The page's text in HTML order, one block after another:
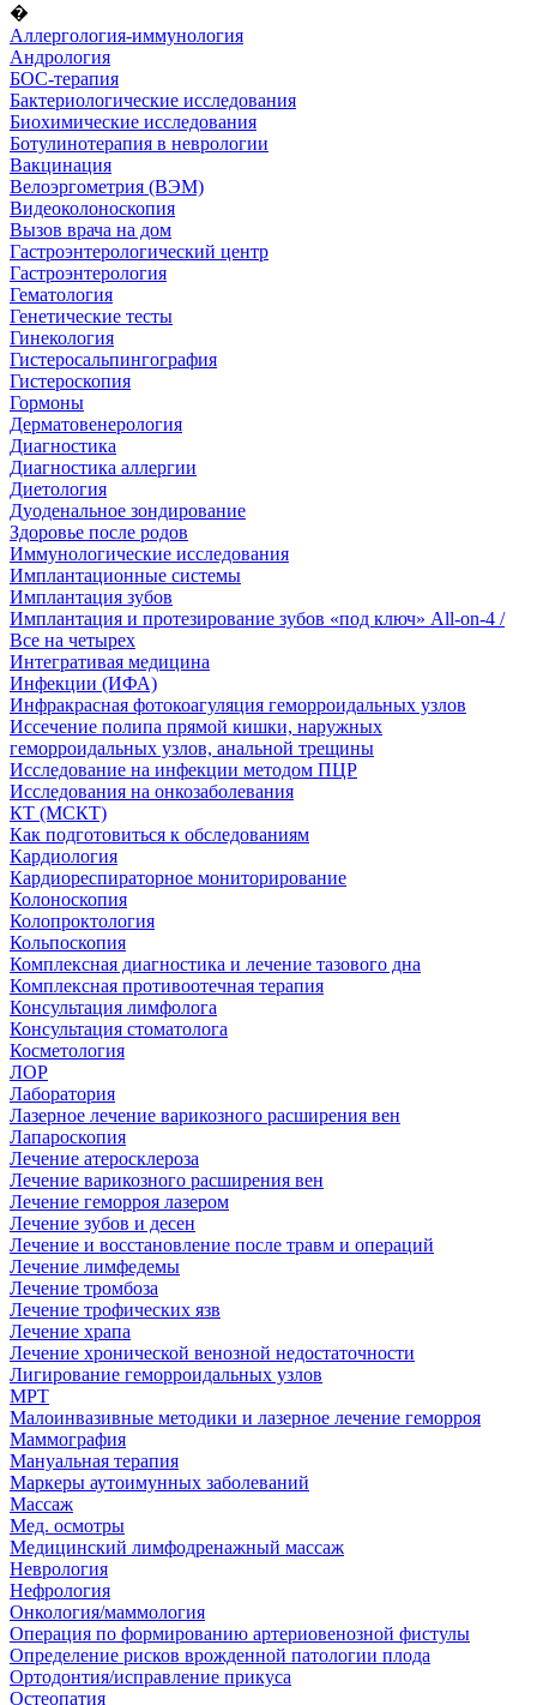
�
Аллергология-иммунология
Андрология
БОС-терапия
Бактериологические исследования
Биохимические исследования
Ботулинотерапия в неврологии
Вакцинация
Велоэргометрия (ВЭМ)
Видеоколоноскопия
Вызов врача на дом
Гастроэнтерологический центр
Гастроэнтерология
Гематология
Генетические тесты
Гинекология
Гистеросальпингография
Гистероскопия
Гормоны
Дерматовенерология
Диагностика
Диагностика аллергии
Диетология
Дуоденальное зондирование
Здоровье после родов
Иммунологические исследования
Имплантационные системы
Имплантация зубов
Имплантация и протезирование зубов «под ключ» All-on-4 /
Все на четырех
Интегративая медицина
Инфекции (ИФА)
Инфракрасная фотокоагуляция геморроидальных узлов
Иссечение полипа прямой кишки, наружных
геморроидальных узлов, анальной трещины
Исследование на инфекции методом ПЦР
Исследования на онкозаболевания
КТ (МСКТ)
Как подготовиться к обследованиям
Кардиология
Кардиореспираторное мониторирование
Колоноскопия
Колопроктология
Кольпоскопия
Комплексная диагностика и лечение тазового дна
Комплексная противоотечная терапия
Консультация лимфолога
Консультация стоматолога
Косметология
ЛОР
Лаборатория
Лазерное лечение варикозного расширения вен
Лапароскопия
Лечение атеросклероза
Лечение варикозного расширения вен
Лечение геморроя лазером
Лечение зубов и десен
Лечение и восстановление после травм и операций
Лечение лимфедемы
Лечение тромбоза
Лечение трофических язв
Лечение храпа
Лечение хронической венозной недостаточности
Лигирование геморроидальных узлов
МРТ
Малоинвазивные методики и лазерное лечение геморроя
Маммография
Мануальная терапия
Маркеры аутоимунных заболеваний
Массаж
Мед. осмотры
Медицинский лимфодренажный массаж
Неврология
Нефрология
Онкология/маммология
Операция по формированию артериовенозной фистулы
Определение рисков врожденной патологии плода
Ортодонтия/исправление прикуса
Остеопатия